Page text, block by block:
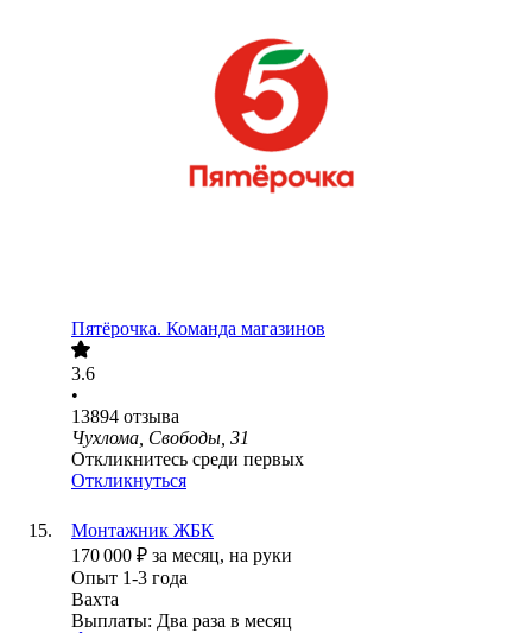
Пятёрочка. Команда магазинов
3.6
•
13894 отзыва
Чухлома, Свободы, 31
Откликнитесь среди первых
Откликнуться
Монтажник ЖБК
170 000 ₽ за месяц, на руки
Опыт 1-3 года
Вахта
Выплаты: Два раза в месяц